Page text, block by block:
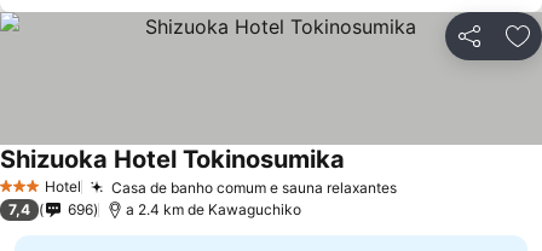
Partilhar
3 EstrelasHotel Casa de banho comum e sauna relaxantes
Shizuoka Hotel Tokinosumika
7,4 696 a 2.4 km de Kawaguchiko